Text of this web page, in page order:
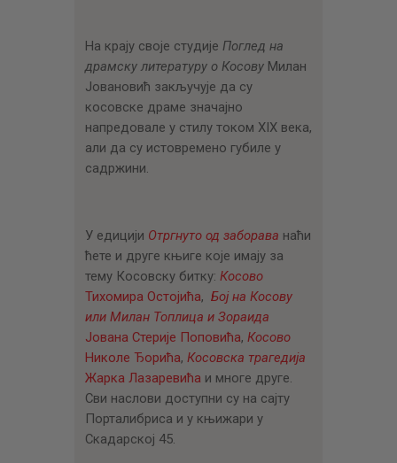
На крају своје студије Поглед на
драмску литературу о КосовуМилан
Јовановић закључује да су
косовске драме значајно
напредовале у стилу током XIX века,
али да су истовремено губиле у
садржини.
У едицији Отргнуто од заборава наћи
ћете и друге књиге које имају за
тему Косовску битку: Косово
Тихомира Остојића, Бој на Косову
или Милан Топлица и Зораида
Јована Стерије Поповића, Косово
Николе Ђорића, Косовска трагедија
Жарка Лазаревића и многе друге.
Сви наслови доступни су на сајту
Порталибриса и у књижари у
Скадарској 45.